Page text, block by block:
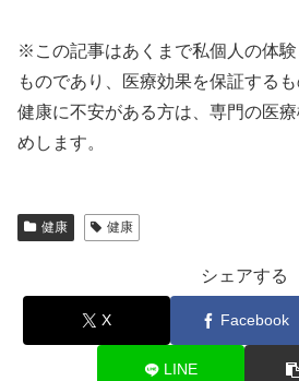
※この記事はあくまで私個人の体
ものであり、医療効果を保証するも
健康に不安がある方は、専門の医
めします。
健康 健康
シェアする
X Facebook
LINE